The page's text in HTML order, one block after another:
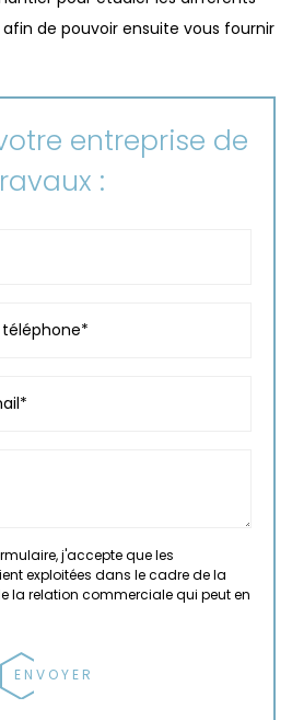
de pouvoir ensuite vous fournir
entreprise de
:
j'accepte que les
exploitées dans le cadre de la
la relation commerciale qui peut en